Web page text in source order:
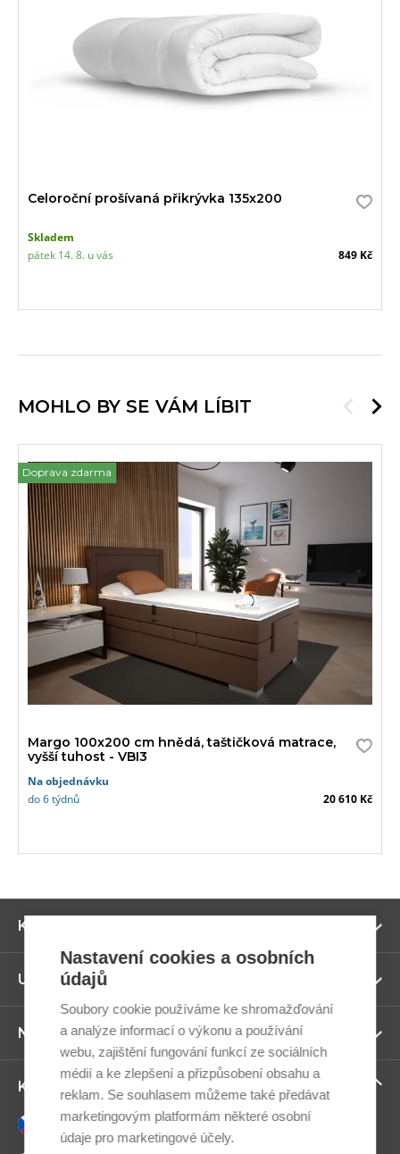
Celoroční prošívaná přikrývka 135x200
Skladem
pátek 14. 8. u vás
849 Kč
MOHLO BY SE VÁM LÍBIT
Doprava zdarma
Margo 100x200 cm hnědá, taštičková matrace,
vyšší tuhost - VBI3
Na objednávku
do 6 týdnů
20 610 Kč
Kategorie
Užitečné odkazy
Newsletter
Kontaktujte nás
Česky
Nastavení cookies a osobních
údajů
Soubory cookie používáme ke shromažďování
a analýze informací o výkonu a používání
webu, zajištění fungování funkcí ze sociálních
médií a ke zlepšení a přizpůsobení obsahu a
reklam. Se souhlasem můžeme také předávat
marketingovým platformám některé osobní
údaje pro marketingové účely.